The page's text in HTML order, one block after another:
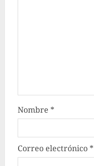
Nombre *
Correo electrónico *